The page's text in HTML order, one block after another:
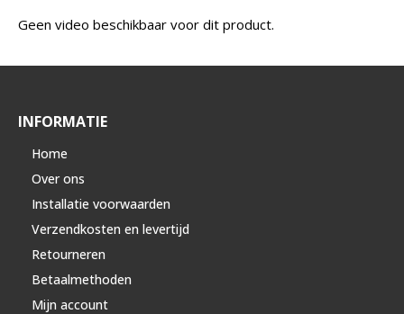
Geen video beschikbaar voor dit product.
INFORMATIE
Home
Over ons
Installatie voorwaarden
Verzendkosten en levertijd
Retourneren
Betaalmethoden
Mijn account